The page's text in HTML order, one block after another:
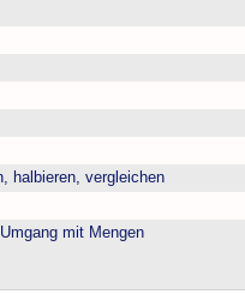
halbieren, vergleichen
mit Mengen